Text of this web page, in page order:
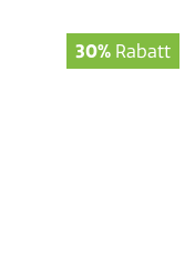
30% Rabatt